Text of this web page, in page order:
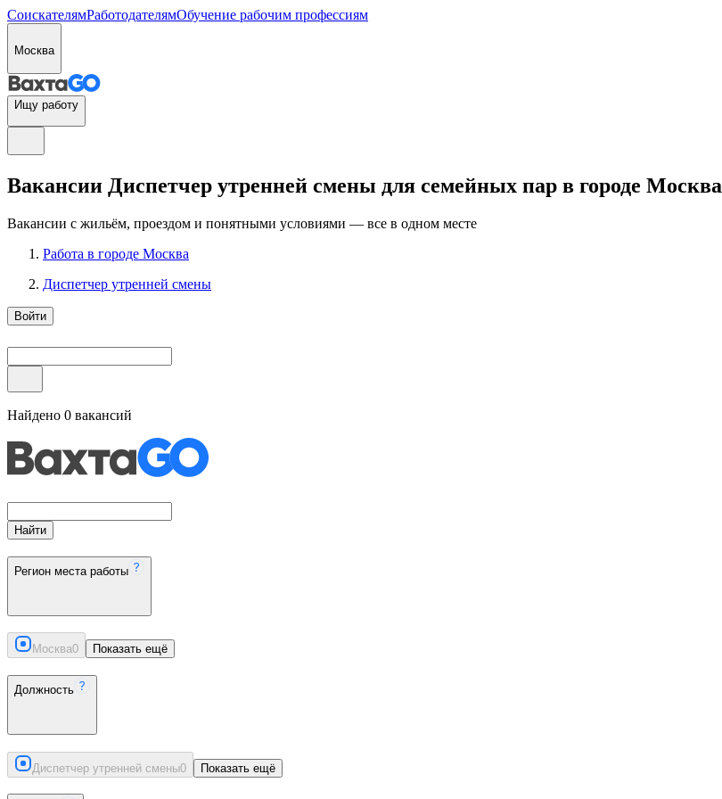
СоискателямРаботодателямОбучение рабочим профессиям
Москва
Ищу работу
Вакансии Диспетчер утренней смены для семейных пар в городе Москва
Вакансии с жильём, проездом и понятными условиями — все в одном месте
Работа в городе Москва
Диспетчер утренней смены
Войти
Найдено 0 вакансий
Найти
Регион места работы
Москва0 Показать ещё
Должность
Диспетчер утренней смены0 Показать ещё